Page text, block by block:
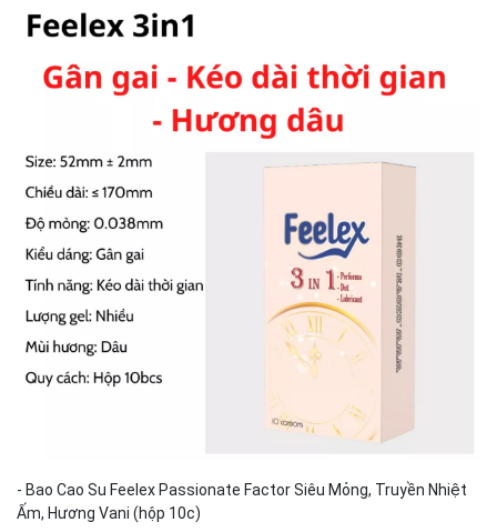
- Bao Cao Su Feelex Passionate Factor Siêu Mỏng, Truyền Nhiệt
Ấm, Hương Vani (hộp 10c)